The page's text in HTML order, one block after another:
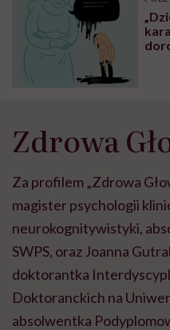
Zdrowa
Za profilem „Zdrowa
magister psychologii
neurokognitywistyki,
SWPS, oraz Joanna
doktorantka
Doktoranckich na
absolwentka